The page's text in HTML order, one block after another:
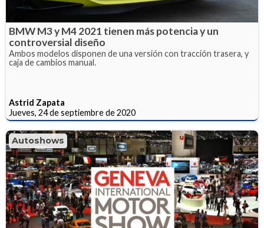
BMW M3 y M4 2021 tienen más potencia y un
controversial diseño
Ambos modelos disponen de una versión con tracción trasera, y
caja de cambios manual.
Astrid Zapata
Jueves, 24 de septiembre de 2020
Autoshows